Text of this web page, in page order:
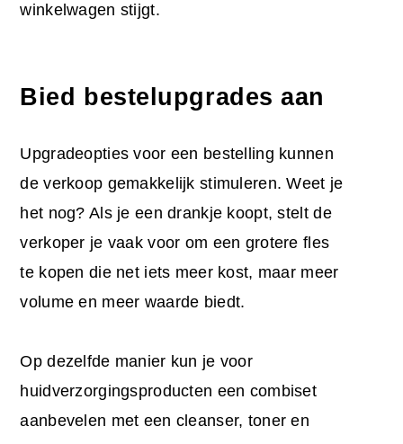
winkelwagen stijgt.
Bied bestelupgrades aan
Upgradeopties voor een bestelling kunnen
de verkoop gemakkelijk stimuleren. Weet je
het nog? Als je een drankje koopt, stelt de
verkoper je vaak voor om een grotere fles
te kopen die net iets meer kost, maar meer
volume en meer waarde biedt.
Op dezelfde manier kun je voor
huidverzorgingsproducten een combiset
aanbevelen met een cleanser, toner en